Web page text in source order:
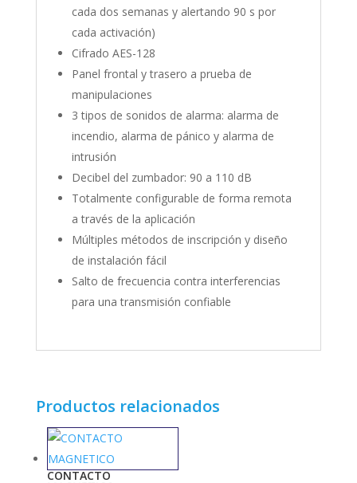
cada dos semanas y alertando 90 s por
cada activación)
Cifrado AES-128
Panel frontal y trasero a prueba de
manipulaciones
3 tipos de sonidos de alarma: alarma de
incendio, alarma de pánico y alarma de
intrusión
Decibel del zumbador: 90 a 110 dB
Totalmente configurable de forma remota
a través de la aplicación
Múltiples métodos de inscripción y diseño
de instalación fácil
Salto de frecuencia contra interferencias
para una transmisión confiable
Productos relacionados
CONTACTO